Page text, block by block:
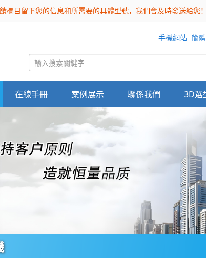
目留下您的信息和所需要的具體型號，我們會及時發送給您！
手機網站 簡
在線手冊 案例展示 聯係我們 3D選